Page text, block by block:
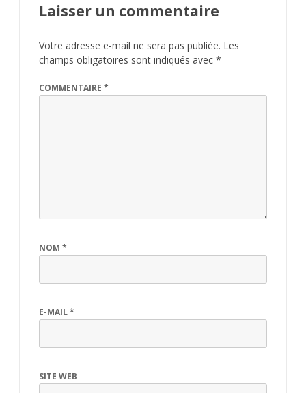
Laisser un commentaire
Votre adresse e-mail ne sera pas publiée. Les
champs obligatoires sont indiqués avec *
COMMENTAIRE *
NOM *
E-MAIL*
SITE WEB